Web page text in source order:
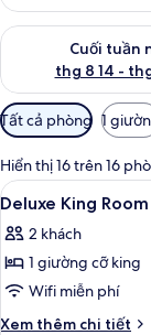
Cuối tuần
thg 8 14 -
Kiểm tra lượng
Bộ
lọc
có
thể
dùng
để
lọc
tìm
phòng
Tất cả phòng 1
Hiển thị 16 trên 16
Xem
tất
cả
ảnh
Deluxe
King
5
Deluxe King Room
2 khách
1 giường cỡ king
Wifi miễn phí
Xem thêm chi tiết
Chi